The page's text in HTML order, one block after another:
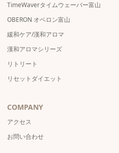
TimeWaverタイムウェーバー富山
OBERON オベロン富山
緩和ケア/漢和アロマ
漢和アロマシリーズ
リトリート
リセットダイエット
COMPANY
アクセス
お問い合わせ